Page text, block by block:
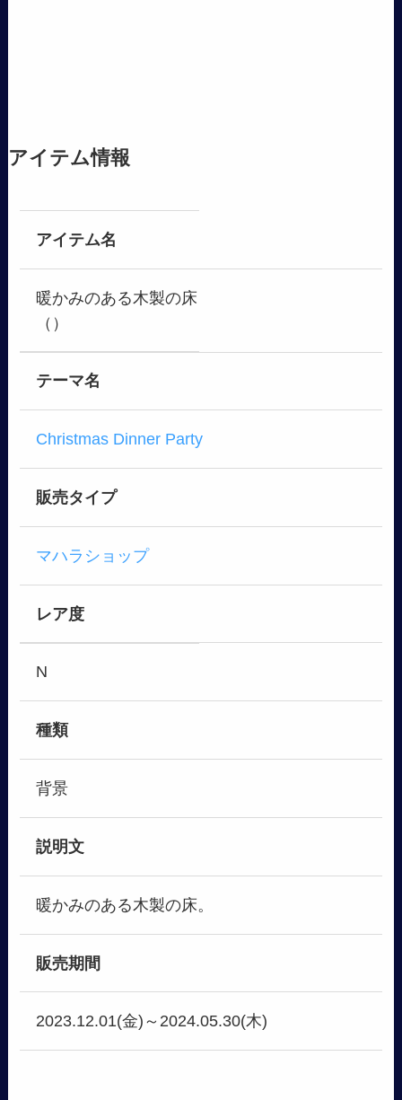
アイテム情報
アイテム名
暖かみのある木製の床
（）
テーマ名
Christmas Dinner Party
販売タイプ
マハラショップ
レア度
N
種類
背景
説明文
暖かみのある木製の床。
販売期間
2023.12.01(金)～2024.05.30(木)